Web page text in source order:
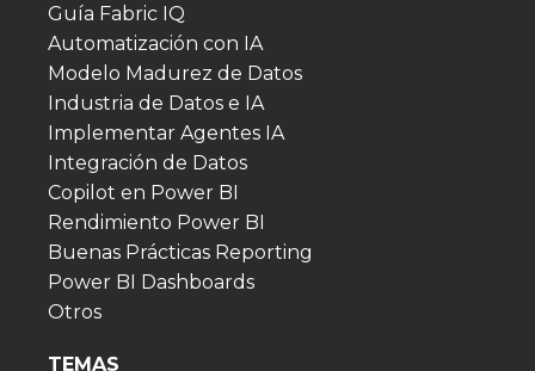
Guía Fabric IQ
Automatización con IA
Modelo Madurez de Datos
Industria de Datos e IA
Implementar Agentes IA
Integración de Datos
Copilot en Power BI
Rendimiento Power BI
Buenas Prácticas Reporting
Power BI Dashboards
Otros
TEMAS